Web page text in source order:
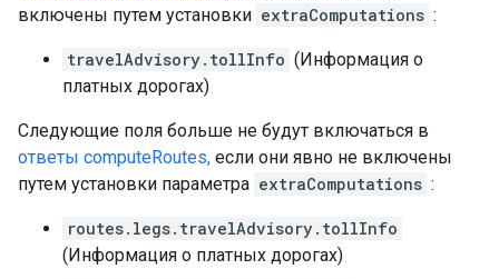
включены путем установки extraComputations :
travelAdvisory.tollInfo (Информация о
платных дорогах)
Следующие поля больше не будут включаться в
ответы computeRoutes, если они явно не включены
путем установки параметра extraComputations :
routes.legs.travelAdvisory.tollInfo
(Информация о платных дорогах)